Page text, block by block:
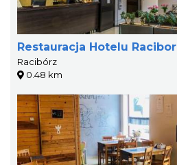
Restauracja Hotelu Racibor
Racibórz
0.48 km